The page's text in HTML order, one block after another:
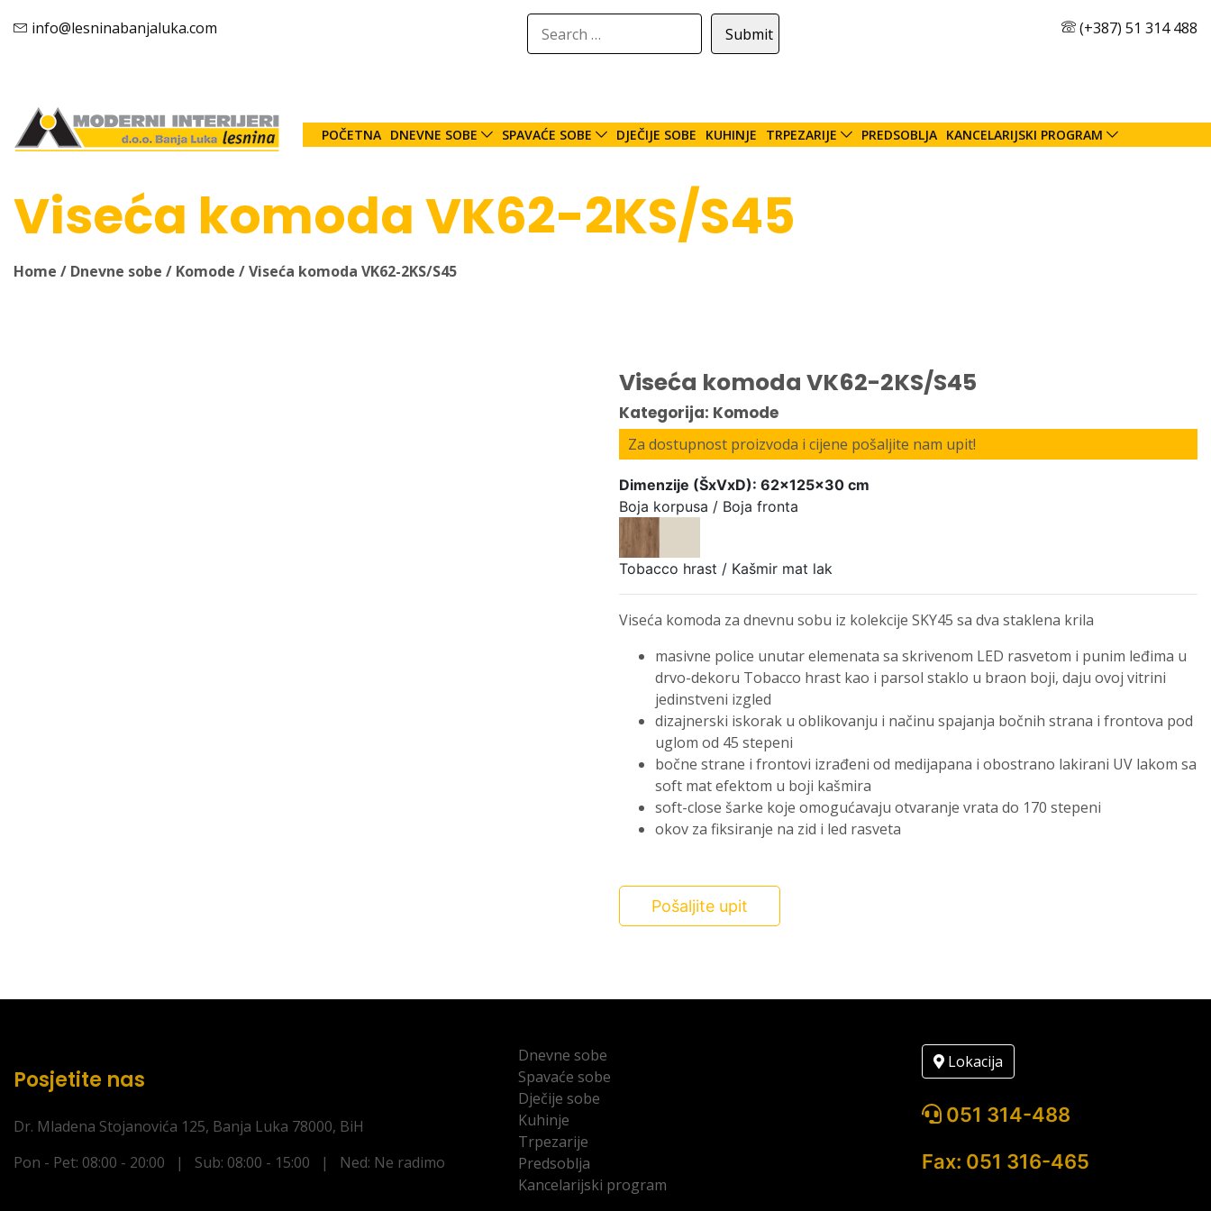
info@lesninabanjaluka.com (+387) 51 314 488
POČETNA DNEVNE SOBE SPAVAĆE SOBE DJEČIJE SOBE KUHINJE TRPEZARIJE PREDSOBLJA KANCELARIJSKI PROGRAM
Viseća komoda VK62-2KS/S45
Home / Dnevne sobe / Komode / Viseća komoda VK62-2KS/S45
Viseća komoda VK62-2KS/S45
Kategorija: Komode
Za dostupnost proizvoda i cijene pošaljite nam upit!
Dimenzije (ŠxVxD): 62x125x30 cm
Boja korpusa / Boja fronta
Tobacco hrast / Kašmir mat lak
Viseća komoda za dnevnu sobu iz kolekcije SKY45 sa dva staklena krila
masivne police unutar elemenata sa skrivenom LED rasvetom i punim leđima u
drvo-dekoru Tobacco hrast kao i parsol staklo u braon boji, daju ovoj vitrini
jedinstveni izgled
dizajnerski iskorak u oblikovanju i načinu spajanja bočnih strana i frontova pod
uglom od 45 stepeni
bočne strane i frontovi izrađeni od medijapana i obostrano lakirani UV lakom sa
soft mat efektom u boji kašmira
soft-close šarke koje omogućavaju otvaranje vrata do 170 stepeni
okov za fiksiranje na zid i led rasveta
Pošaljite upit
Posjetite nas
Dr. Mladena Stojanovića 125, Banja Luka 78000, BiH
Pon - Pet: 08:00 - 20:00 | Sub: 08:00 - 15:00 | Ned: Ne radimo
Dnevne sobe
Spavaće sobe
Dječije sobe
Kuhinje
Trpezarije
Predsoblja
Kancelarijski program
Lokacija
051 314-488
Fax: 051 316-465